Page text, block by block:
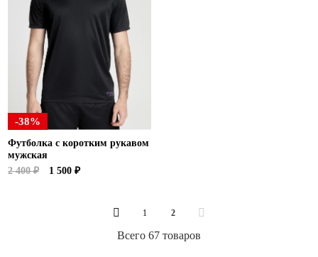
-38%
Футболка с коротким рукавом
мужская
2 400 ₽
1 500 ₽
1 2
Всего 67 товаров